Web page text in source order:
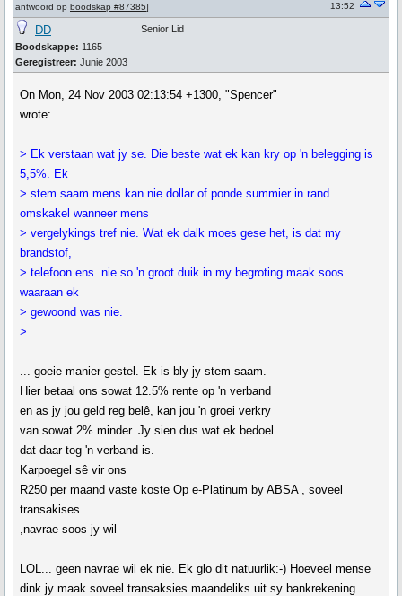
antwoord op boodskap #87385]
13:52
DD
Boodskappe: 1165
Geregistreer: Junie 2003
Senior Lid
On Mon, 24 Nov 2003 02:13:54 +1300, "Spencer"
wrote:
> Ek verstaan wat jy se. Die beste wat ek kan kry op 'n belegging is
5,5%. Ek
> stem saam mens kan nie dollar of ponde summier in rand
omskakel wanneer mens
> vergelykings tref nie. Wat ek dalk moes gese het, is dat my
brandstof,
> telefoon ens. nie so 'n groot duik in my begroting maak soos
waaraan ek
> gewoond was nie.
>
... goeie manier gestel. Ek is bly jy stem saam.
Hier betaal ons sowat 12.5% rente op 'n verband
en as jy jou geld reg belê, kan jou 'n groei verkry
van sowat 2% minder. Jy sien dus wat ek bedoel
dat daar tog 'n verband is.
Karpoegel sê vir ons
R250 per maand vaste koste Op e-Platinum by ABSA , soveel
transakises
,navrae soos jy wil
LOL... geen navrae wil ek nie. Ek glo dit natuurlik:-) Hoeveel mense
dink jy maak soveel transaksies maandeliks uit sy bankrekening